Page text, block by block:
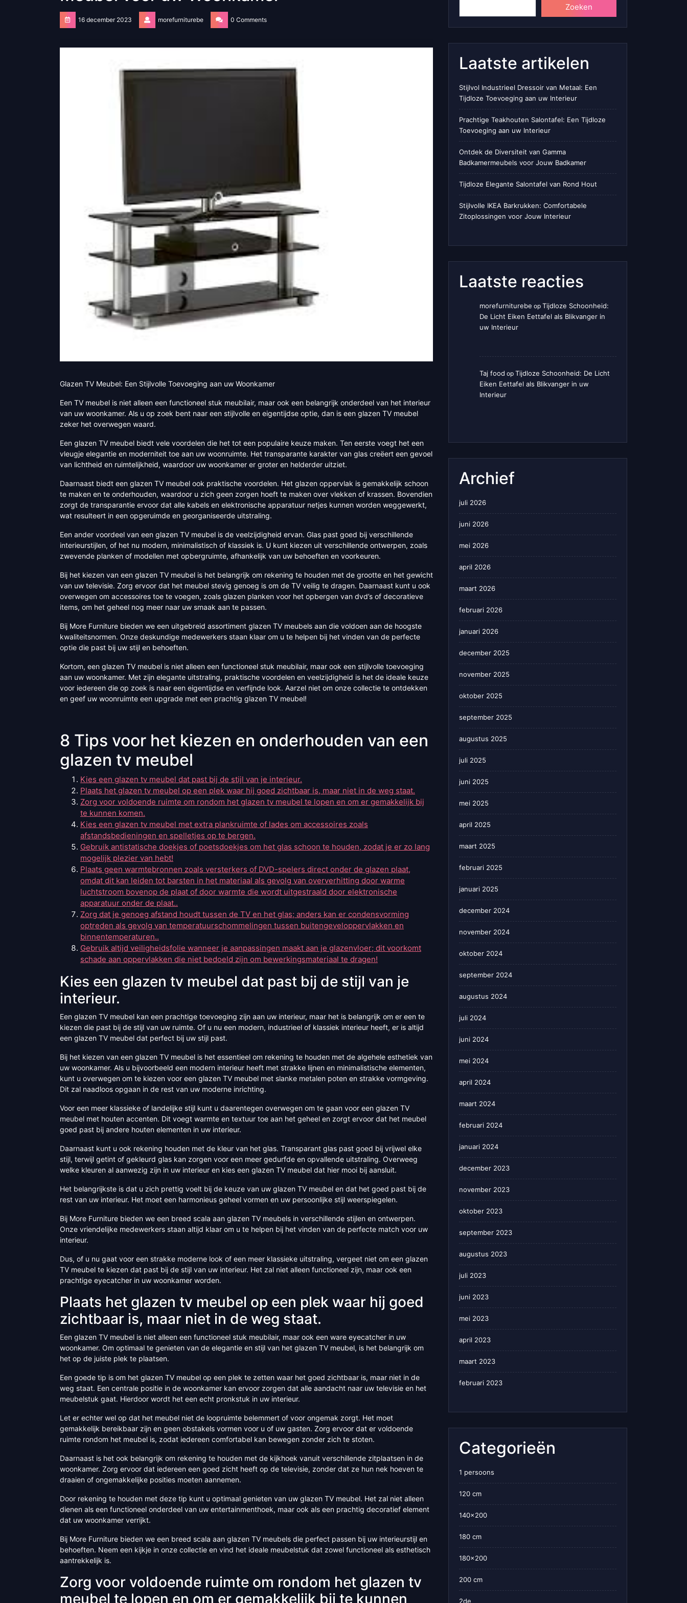
16 december 2023 morefurniturebe 0 Comments
Glazen TV Meubel: Een Stijlvolle Toevoeging aan uw Woonkamer
Een TV meubel is niet alleen een functioneel stuk meubilair, maar ook een belangrijk onderdeel van het interieur
van uw woonkamer. Als u op zoek bent naar een stijlvolle en eigentijdse optie, dan is een glazen TV meubel
zeker het overwegen waard.
Een glazen TV meubel biedt vele voordelen die het tot een populaire keuze maken. Ten eerste voegt het een
vleugje elegantie en moderniteit toe aan uw woonruimte. Het transparante karakter van glas creëert een gevoel
van lichtheid en ruimtelijkheid, waardoor uw woonkamer er groter en helderder uitziet.
Daarnaast biedt een glazen TV meubel ook praktische voordelen. Het glazen oppervlak is gemakkelijk schoon
te maken en te onderhouden, waardoor u zich geen zorgen hoeft te maken over vlekken of krassen. Bovendien
zorgt de transparantie ervoor dat alle kabels en elektronische apparatuur netjes kunnen worden weggewerkt,
wat resulteert in een opgeruimde en georganiseerde uitstraling.
Een ander voordeel van een glazen TV meubel is de veelzijdigheid ervan. Glas past goed bij verschillende
interieurstijlen, of het nu modern, minimalistisch of klassiek is. U kunt kiezen uit verschillende ontwerpen, zoals
zwevende planken of modellen met opbergruimte, afhankelijk van uw behoeften en voorkeuren.
Bij het kiezen van een glazen TV meubel is het belangrijk om rekening te houden met de grootte en het gewicht
van uw televisie. Zorg ervoor dat het meubel stevig genoeg is om de TV veilig te dragen. Daarnaast kunt u ook
overwegen om accessoires toe te voegen, zoals glazen planken voor het opbergen van dvd’s of decoratieve
items, om het geheel nog meer naar uw smaak aan te passen.
Bij More Furniture bieden we een uitgebreid assortiment glazen TV meubels aan die voldoen aan de hoogste
kwaliteitsnormen. Onze deskundige medewerkers staan klaar om u te helpen bij het vinden van de perfecte
optie die past bij uw stijl en behoeften.
Kortom, een glazen TV meubel is niet alleen een functioneel stuk meubilair, maar ook een stijlvolle toevoeging
aan uw woonkamer. Met zijn elegante uitstraling, praktische voordelen en veelzijdigheid is het de ideale keuze
voor iedereen die op zoek is naar een eigentijdse en verfijnde look. Aarzel niet om onze collectie te ontdekken
en geef uw woonruimte een upgrade met een prachtig glazen TV meubel!
8 Tips voor het kiezen en onderhouden van een
glazen tv meubel
Kies een glazen tv meubel dat past bij de stijl van je interieur.
Plaats het glazen tv meubel op een plek waar hij goed zichtbaar is, maar niet in de weg staat.
Zorg voor voldoende ruimte om rondom het glazen tv meubel te lopen en om er gemakkelijk bij
te kunnen komen.
Kies een glazen tv meubel met extra plankruimte of lades om accessoires zoals
afstandsbedieningen en spelletjes op te bergen.
Gebruik antistatische doekjes of poetsdoekjes om het glas schoon te houden, zodat je er zo lang
mogelijk plezier van hebt!
Plaats geen warmtebronnen zoals versterkers of DVD-spelers direct onder de glazen plaat,
omdat dit kan leiden tot barsten in het materiaal als gevolg van oververhitting door warme
luchtstroom bovenop de plaat of door warmte die wordt uitgestraald door elektronische
apparatuur onder de plaat..
Zorg dat je genoeg afstand houdt tussen de TV en het glas; anders kan er condensvorming
optreden als gevolg van temperatuurschommelingen tussen buitengeveloppervlakken en
binnentemperaturen..
Gebruik altijd veiligheidsfolie wanneer je aanpassingen maakt aan je glazenvloer; dit voorkomt
schade aan oppervlakken die niet bedoeld zijn om bewerkingsmateriaal te dragen!
Kies een glazen tv meubel dat past bij de stijl van je
interieur.
Een glazen TV meubel kan een prachtige toevoeging zijn aan uw interieur, maar het is belangrijk om er een te
kiezen die past bij de stijl van uw ruimte. Of u nu een modern, industrieel of klassiek interieur heeft, er is altijd
een glazen TV meubel dat perfect bij uw stijl past.
Bij het kiezen van een glazen TV meubel is het essentieel om rekening te houden met de algehele esthetiek van
uw woonkamer. Als u bijvoorbeeld een modern interieur heeft met strakke lijnen en minimalistische elementen,
kunt u overwegen om te kiezen voor een glazen TV meubel met slanke metalen poten en strakke vormgeving.
Dit zal naadloos opgaan in de rest van uw moderne inrichting.
Voor een meer klassieke of landelijke stijl kunt u daarentegen overwegen om te gaan voor een glazen TV
meubel met houten accenten. Dit voegt warmte en textuur toe aan het geheel en zorgt ervoor dat het meubel
goed past bij andere houten elementen in uw interieur.
Daarnaast kunt u ook rekening houden met de kleur van het glas. Transparant glas past goed bij vrijwel elke
stijl, terwijl getint of gekleurd glas kan zorgen voor een meer gedurfde en opvallende uitstraling. Overweeg
welke kleuren al aanwezig zijn in uw interieur en kies een glazen TV meubel dat hier mooi bij aansluit.
Het belangrijkste is dat u zich prettig voelt bij de keuze van uw glazen TV meubel en dat het goed past bij de
rest van uw interieur. Het moet een harmonieus geheel vormen en uw persoonlijke stijl weerspiegelen.
Bij More Furniture bieden we een breed scala aan glazen TV meubels in verschillende stijlen en ontwerpen.
Onze vriendelijke medewerkers staan altijd klaar om u te helpen bij het vinden van de perfecte match voor uw
interieur.
Dus, of u nu gaat voor een strakke moderne look of een meer klassieke uitstraling, vergeet niet om een glazen
TV meubel te kiezen dat past bij de stijl van uw interieur. Het zal niet alleen functioneel zijn, maar ook een
prachtige eyecatcher in uw woonkamer worden.
Plaats het glazen tv meubel op een plek waar hij goed
zichtbaar is, maar niet in de weg staat.
Een glazen TV meubel is niet alleen een functioneel stuk meubilair, maar ook een ware eyecatcher in uw
woonkamer. Om optimaal te genieten van de elegantie en stijl van het glazen TV meubel, is het belangrijk om
het op de juiste plek te plaatsen.
Een goede tip is om het glazen TV meubel op een plek te zetten waar het goed zichtbaar is, maar niet in de
weg staat. Een centrale positie in de woonkamer kan ervoor zorgen dat alle aandacht naar uw televisie en het
meubelstuk gaat. Hierdoor wordt het een echt pronkstuk in uw interieur.
Let er echter wel op dat het meubel niet de loopruimte belemmert of voor ongemak zorgt. Het moet
gemakkelijk bereikbaar zijn en geen obstakels vormen voor u of uw gasten. Zorg ervoor dat er voldoende
ruimte rondom het meubel is, zodat iedereen comfortabel kan bewegen zonder zich te stoten.
Daarnaast is het ook belangrijk om rekening te houden met de kijkhoek vanuit verschillende zitplaatsen in de
woonkamer. Zorg ervoor dat iedereen een goed zicht heeft op de televisie, zonder dat ze hun nek hoeven te
draaien of ongemakkelijke posities moeten aannemen.
Door rekening te houden met deze tip kunt u optimaal genieten van uw glazen TV meubel. Het zal niet alleen
dienen als een functioneel onderdeel van uw entertainmenthoek, maar ook als een prachtig decoratief element
dat uw woonkamer verrijkt.
Bij More Furniture bieden we een breed scala aan glazen TV meubels die perfect passen bij uw interieurstijl en
behoeften. Neem een kijkje in onze collectie en vind het ideale meubelstuk dat zowel functioneel als esthetisch
aantrekkelijk is.
Zorg voor voldoende ruimte om rondom het glazen tv
meubel te lopen en om er gemakkelijk bij te kunnen
Zoeken
Laatste artikelen
Stijlvol Industrieel Dressoir van Metaal: Een
Tijdloze Toevoeging aan uw Interieur
Prachtige Teakhouten Salontafel: Een Tijdloze
Toevoeging aan uw Interieur
Ontdek de Diversiteit van Gamma
Badkamermeubels voor Jouw Badkamer
Tijdloze Elegante Salontafel van Rond Hout
Stijlvolle IKEA Barkrukken: Comfortabele
Zitoplossingen voor Jouw Interieur
Laatste reacties
morefurniturebe op Tijdloze Schoonheid:
De Licht Eiken Eettafel als Blikvanger in
uw Interieur
Taj food op Tijdloze Schoonheid: De Licht
Eiken Eettafel als Blikvanger in uw
Interieur
Archief
juli 2026
juni 2026
mei 2026
april 2026
maart 2026
februari 2026
januari 2026
december 2025
november 2025
oktober 2025
september 2025
augustus 2025
juli 2025
juni 2025
mei 2025
april 2025
maart 2025
februari 2025
januari 2025
december 2024
november 2024
oktober 2024
september 2024
augustus 2024
juli 2024
juni 2024
mei 2024
april 2024
maart 2024
februari 2024
januari 2024
december 2023
november 2023
oktober 2023
september 2023
augustus 2023
juli 2023
juni 2023
mei 2023
april 2023
maart 2023
februari 2023
Categorieën
1 persoons
120 cm
140×200
180 cm
180×200
200 cm
2de